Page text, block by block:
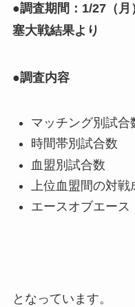
●調査期間：1/27（
塞大戦結果より
●調査内容
マッチング別試合
時間帯別試合数
血盟別試合数
上位血盟間の対戦
エースオブエース
となっています。